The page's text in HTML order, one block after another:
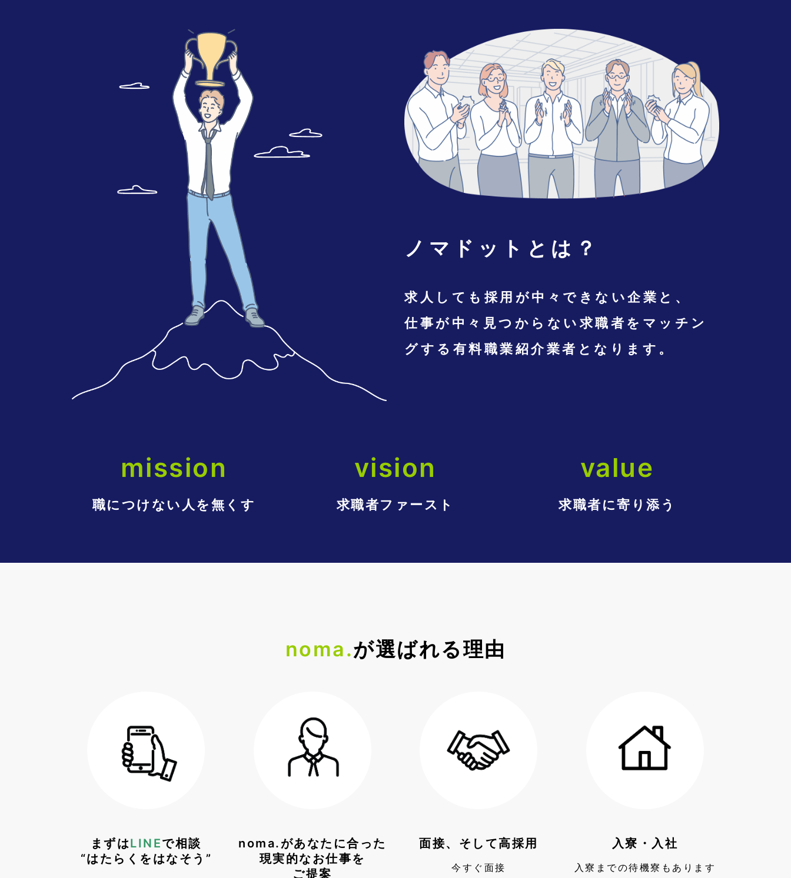
ノマドットとは？
求人しても採用が中々できない企業と、
仕事が中々見つからない求職者をマッチン
グする有料職業紹介業者となります。
mission
職につけない人を無くす
vision
求職者ファースト
value
求職者に寄り添う
noma.が選ばれる理由
まずはLINEで相談
“はたらくをはなそう”
noma.があなたに合った
現実的なお仕事を
ご提案
面接、そして高採用
今すぐ面接
入寮・入社
入寮までの待機寮もあります